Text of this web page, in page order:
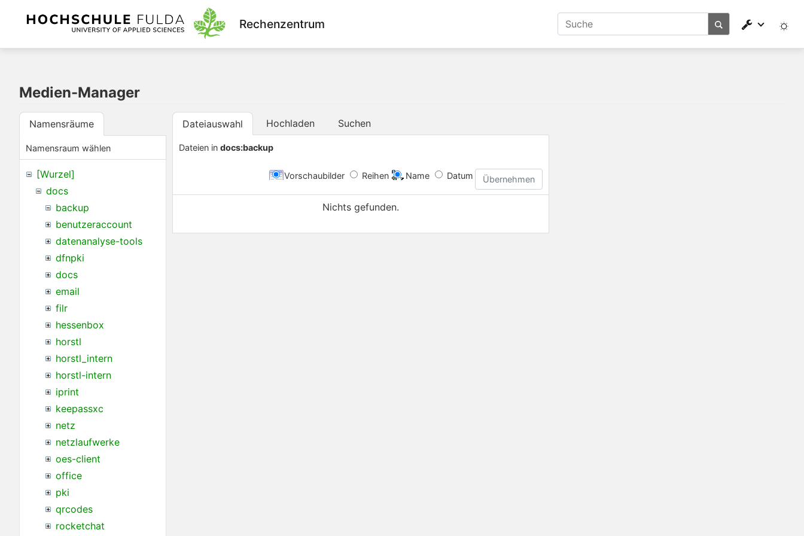
Rechenzentrum
Medien-Manager
Namensräume
Namensraum wählen
[Wurzel]
docs
backup
benutzeraccount
datenanalyse-tools
dfnpki
docs
email
filr
hessenbox
horstl
horstl_intern
horstl-intern
iprint
keepassxc
netz
netzlaufwerke
oes-client
office
pki
qrcodes
rocketchat
Dateiauswahl Hochladen Suchen
Dateien in docs:backup
Vorschaubilder Reihen Name Datum Übernehmen
Nichts gefunden.